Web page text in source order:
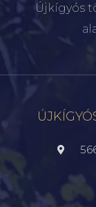
Újkígyós